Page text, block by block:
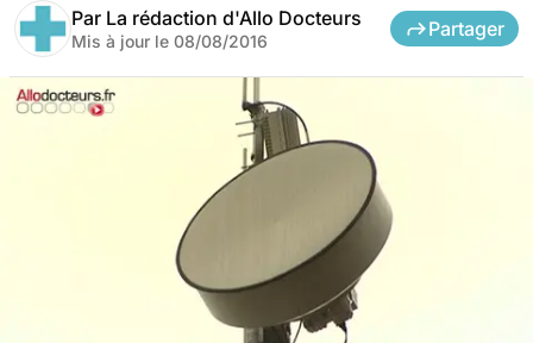
Par La rédaction d'Allo Docteurs
Mis à jour le 08/08/2016
Partager